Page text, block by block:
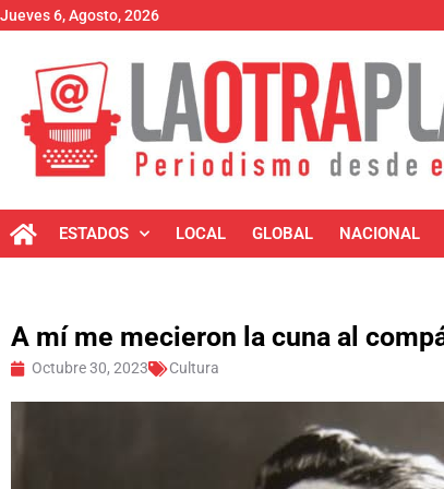
Jueves 6, Agosto, 2026
ESTADOS LOCAL GLOBAL NACIONAL
A mí me mecieron la cuna al
Octubre 30, 2023 Cultura